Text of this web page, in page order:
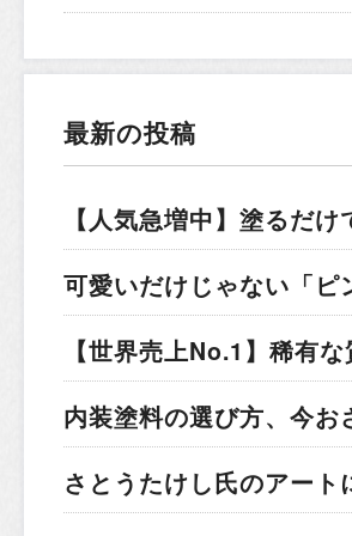
最新の投稿
【人気急増中】塗るだ
可愛いだけじゃない「
【世界売上No.1】稀有
内装塗料の選び方、今
さとうたけし氏のアー